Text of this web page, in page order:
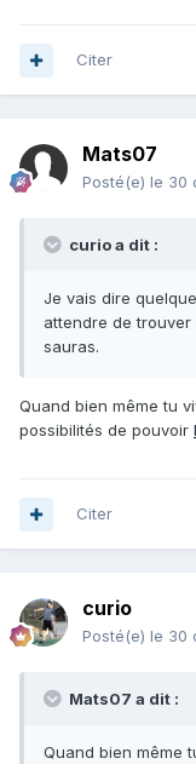
Citer
Mats07
Posté(e) le 30
curio a dit :
Je vais dire
attendre de trouver
sauras.
Quand bien même tu
possibilités de pouvoir
Citer
curio
Posté(e) le 30
Mats07 a dit :
Quand bien même